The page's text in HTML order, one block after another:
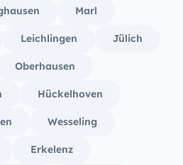
Marl
Leichlingen Jülich
Oberhausen
Hückelhoven
Wesseling
Erkelenz